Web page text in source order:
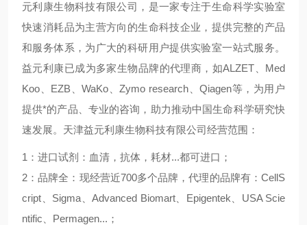
元利康生物科技有限公司，是一家专注于生命科学实验室
快速消耗品为主营方向的生命科技企业，提供完整的产品
和服务体系，为广大的科研用户提供实验室一站式服务。
益元利康已成为多家生物品牌的代理商，如ALZET
Med
Koo
EZB 、WaKo 、Zymo research 、Qiagen等，为用户
提供*的产品、专业的咨询，助力推动中国生命科学研究快
速发展。天津益元利康生物科技有限公司经营范围：
1 ：进口试剂：血清，抗体，耗材...都可进口；
2 ：品牌全：现经营近700多个品牌，代理的品牌有：CellS
cript
Sigma Advanced Biomart、 Epigentek
USA Scie
ntific
Permagen... ；